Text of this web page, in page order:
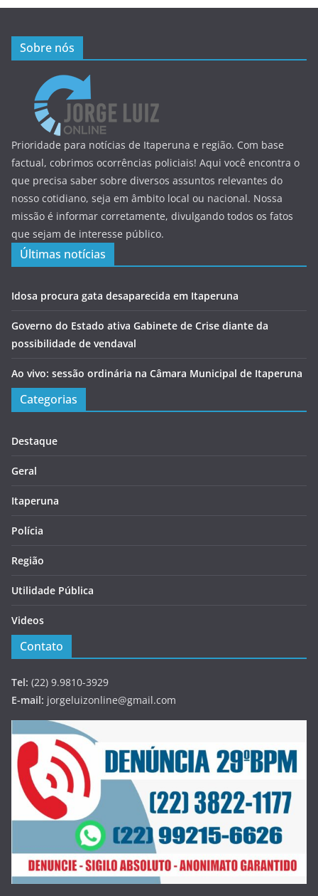
Sobre nós
Prioridade para notícias de Itaperuna e região. Com base
factual, cobrimos ocorrências policiais! Aqui você encontra o
que precisa saber sobre diversos assuntos relevantes do
nosso cotidiano, seja em âmbito local ou nacional. Nossa
missão é informar corretamente, divulgando todos os fatos
que sejam de interesse público.
Últimas notícias
Idosa procura gata desaparecida em Itaperuna
Governo do Estado ativa Gabinete de Crise diante da
possibilidade de vendaval
Ao vivo: sessão ordinária na Câmara Municipal de Itaperuna
Categorias
Destaque
Geral
Itaperuna
Polícia
Região
Utilidade Pública
Videos
Contato
Tel: (22) 9.9810-3929
E-mail: jorgeluizonline@gmail.com